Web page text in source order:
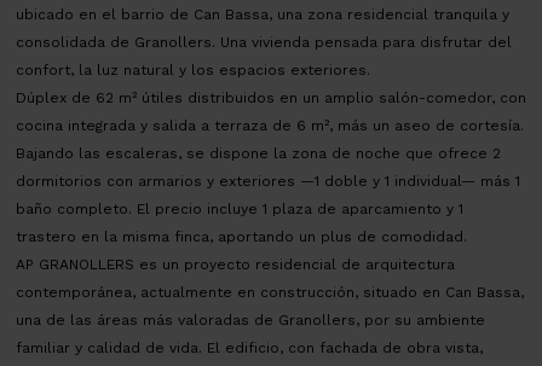
ubicado en el barrio de Can Bassa, una zona residencial tranquila y
consolidada de Granollers. Una vivienda pensada para disfrutar del
confort, la luz natural y los espacios exteriores.
Dúplex de 62 m² útiles distribuidos en un amplio salón-comedor, con
cocina integrada y salida a terraza de 6 m², más un aseo de cortesía.
Bajando las escaleras, se dispone la zona de noche que ofrece 2
dormitorios con armarios y exteriores —1 doble y 1 individual— más 1
baño completo. El precio incluye 1 plaza de aparcamiento y 1
trastero en la misma finca, aportando un plus de comodidad.
AP GRANOLLERS es un proyecto residencial de arquitectura
contemporánea, actualmente en construcción, situado en Can Bassa,
una de las áreas más valoradas de Granollers, por su ambiente
familiar y calidad de vida. El edificio, con fachada de obra vista,